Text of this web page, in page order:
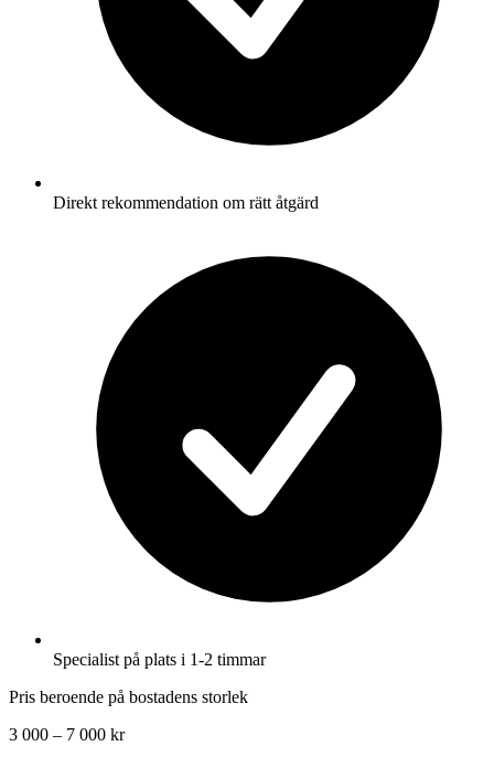
Direkt rekommendation om rätt åtgärd
Specialist på plats i 1-2 timmar
Pris beroende på bostadens storlek
3 000 – 7 000 kr